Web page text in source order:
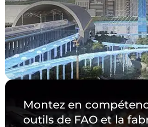
Montez en
outils de FAO et la